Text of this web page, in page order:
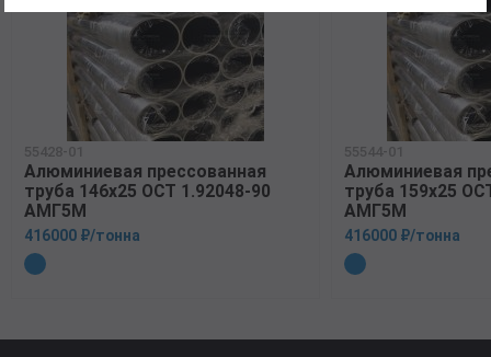
55428-01
Алюминиевая прессованная
труба 146х25 ОСТ 1.92048-90
АМГ5М
416000 ₽/тонна
55544-01
Алюминиевая
труба 159х25
АМГ5М
416000 ₽/тонна